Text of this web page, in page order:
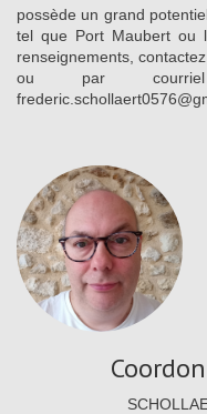
possède un grand
tel que Port Maubert ou
renseignements,
ou par